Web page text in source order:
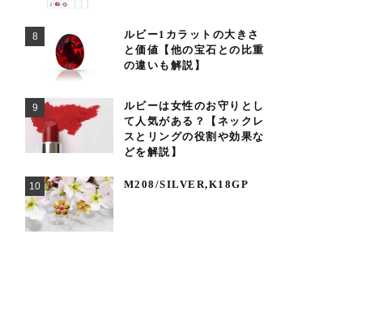
ルビー1カラットの大きさ
と価値【他の宝石との比重
の違いも解説】
ルビーは女性のお守りとし
て人気がある？【ネックレ
スとリングの役割や効果な
どを解説】
M208/SILVER,K18GP